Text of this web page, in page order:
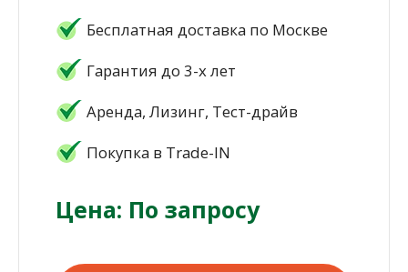
Бесплатная доставка по Москве
Гарантия до 3-х лет
Аренда, Лизинг, Тест-драйв
Покупка в Trade-IN
Цена: По запросу